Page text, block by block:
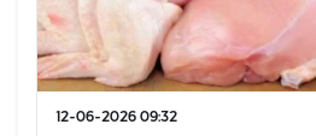
12-06-2026 09:32